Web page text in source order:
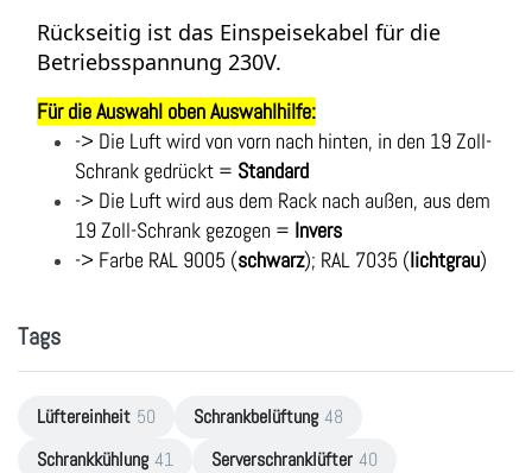
Rückseitig ist das Einspeisekabel für die
Betriebsspannung 230V.
Für die Auswahl oben Auswahlhilfe:
-> Die Luft wird von vorn nach hinten, in den 19 Zoll-
Schrank gedrückt = Standard
-> Die Luft wird aus dem Rack nach außen, aus dem
19 Zoll-Schrank gezogen = Invers
-> Farbe RAL 9005 (schwarz); RAL 7035 (lichtgrau)
Tags
Lüftereinheit 50 Schrankbelüftung 48
Schrankkühlung 41 Serverschranklüfter 40